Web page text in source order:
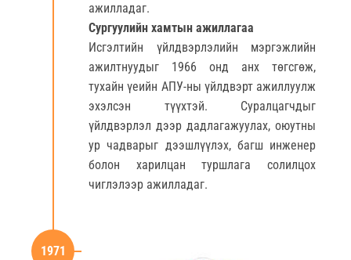
ажилладаг.
Сургуулийн хамтын ажиллагаа
Исгэлтийн үйлдвэрлэлийн мэргэжлийн
ажилтнуудыг 1966 онд анх төгсгөж,
тухайн үеийн АПУ-ны үйлдвэрт ажиллуулж
эхэлсэн түүхтэй. Суралцагчдыг
үйлдвэрлэл дээр дадлагажуулах, оюутны
ур чадварыг дээшлүүлэх, багш инженер
болон харилцан туршлага солилцох
чиглэлээр ажилладаг.
1971